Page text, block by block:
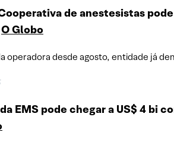
de anestesistas
O Globo
operadora desde agosto, entidade já
EMS pode chegar a US$ 4 bi